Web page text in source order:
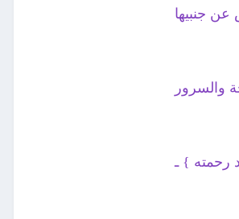
رحمته } ـ